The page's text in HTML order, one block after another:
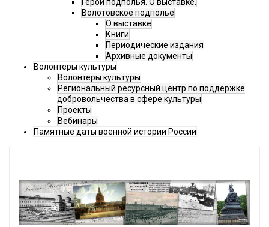
Герои подполья. О выставке.
Волотовское подполье
О выставке
Книги
Периодические издания
Архивные документы
Волонтеры культуры
Волонтеры культуры
Региональный ресурсный центр по поддержке
добровольчества в сфере культуры
Проекты
Вебинары
Памятные даты военной истории России